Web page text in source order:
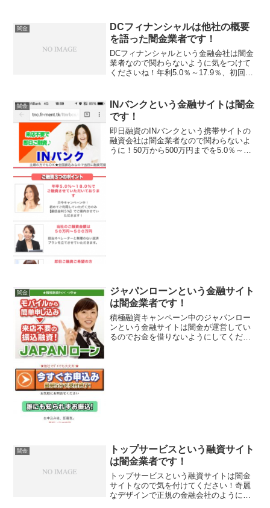
闇金
DCフィナンシャルは他社の概要
を語った闇金業者です！
DCフィナンシャルという金融会社は闇金
業者なので関わらないように気をつけて
くださいね！年利5.0％～17.9％、初回キ
ームページに書いていますが違法業者の
表示な...
闇金
INバンクという金融サイトは闇金
です！
即日融資のINバンクという携帯サイトの
融資会社は闇金業者なので関わらないよ
うに！50万から500万円までを5.0％～
闇金
ジャパンローンという金融サイト
は闇金業者です！
積極融資キャンペーン中のジャパンロー
ンという金融サイトは闇金が運営してい
るのでお金を借りないようにしてくださ
闇金
トップサービスという融資サイト
は闇金業者です！
トップサービスという融資サイトは闇金
サイトなので気を付けてください！奇麗
なデザインで正規の金融会社のように見